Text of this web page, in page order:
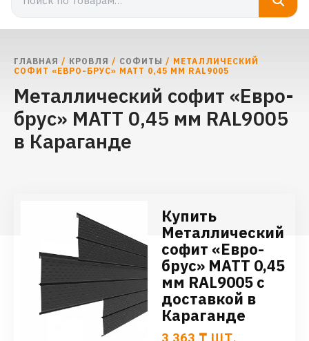
ГЛАВНАЯ / КРОВЛЯ / СОФИТЫ / МЕТАЛЛИЧЕСКИЙ
СОФИТ «ЕВРО-БРУС» МАТТ 0,45 ММ RAL9005
Металлический софит «Евро-
брус» МАТТ 0,45 мм RAL9005
в Караганде
Купить
Металлический
софит «Евро-
брус» МАТТ 0,45
мм RAL9005 с
доставкой в
Караганде